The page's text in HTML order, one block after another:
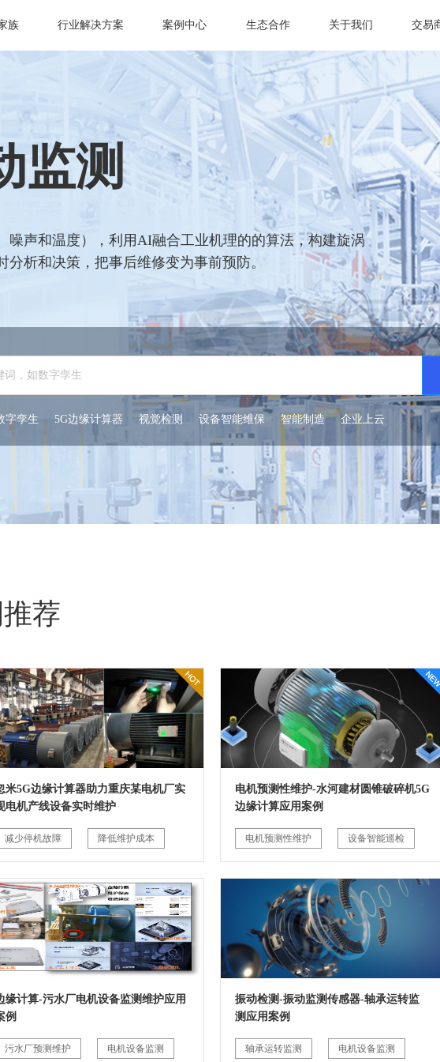
族 行业解决方案 案例中心 生态合作 关于我们 交易
监测
噪声和温度），利用AI融合工业机理的的算法，构建旋涡
析和决策，把事后维修变为事前预防。
字孪生 5G边缘计算器 视觉检测 设备智能维保 智能制造 企业上云
荐
米5G边缘计算器助力重庆某电机厂实
电机产线设备实时维护
减少停机故障 降低维护成本
电机预测性维护-水河建材圆锥破碎机5G
边缘计算应用案例
电机预测性维护 设备智能巡检
缘计算-污水厂电机设备监测维护应用
例
污水厂预测维护 电机设备监测
振动检测-振动监测传感器-轴承运转监
测应用案例
轴承运转监测 电机设备监测